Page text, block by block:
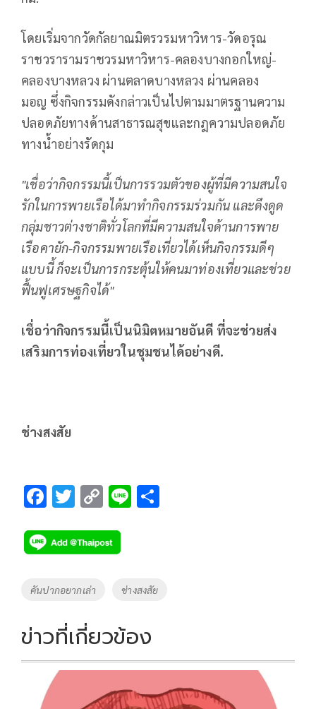
โดยเริ่มจากวัดกัลยาณมิตรวรมหาวิหาร-วัดอรุณ
ราชวรารามราชวรมหาวิหาร-คลองบางกอกใหญ่-
คลองบางหลวง ผ่านตลาดบางหลวง ผ่านคลอง
มอญ ซึ่งกิจกรรมดังกล่าวเป็นไปตามมาตรฐานความ
ปลอดภัยทางด้านสาธารณสุขและกฎความปลอดภัย
ทางน้ำอย่างรัดกุม
"เชื่อว่ากิจกรรมนี้เป็นการรวมตัวของผู้ที่มีความสนใจ
รักในการพายเรือได้มาทำกิจกรรมร่วมกัน และดึงดูด
กลุ่มชาวต่างชาติทั่วโลกที่มีความสนใจด้านการพาย
เรือคายัก-กิจกรรมพายเรือเที่ยวได้เห็นกิจกรรมดีๆ
แบบนี้ ก็จะเป็นการกระตุ้นให้คนมาท่องเที่ยวและช่วย
ฟื้นฟูเศรษฐกิจได้"
เชื่อว่ากิจกรรมนี้เป็นนิมิตหมายอันดี ที่จะช่วยส่ง
เสริมการท่องเที่ยวในชุมชนได้อย่างดี.
ช่างสงสัย
F
e
b
o
k
T
tt
er
C
p
y
Li
k
Li
Tags
คันปากอยากเล่า ช่างสงสัย
ข่าวที่เกี่ยวข้อง